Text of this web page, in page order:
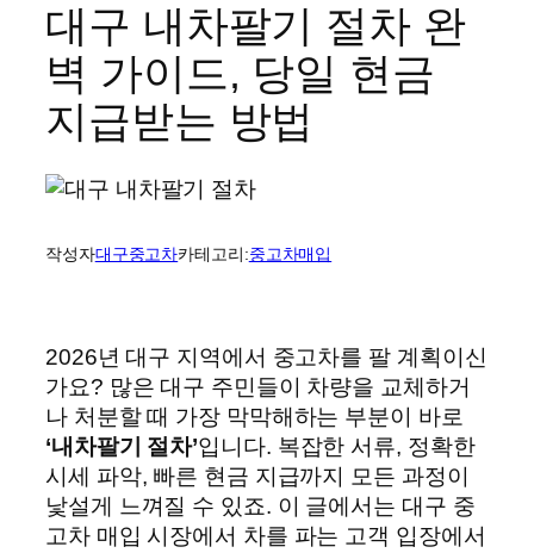
대구 내차팔기 절차 완
벽 가이드, 당일 현금
지급받는 방법
작성자대구중고차카테고리:중고차매입
2026년 대구 지역에서 중고차를 팔 계획이신
가요? 많은 대구 주민들이 차량을 교체하거
나 처분할 때 가장 막막해하는 부분이 바로
‘내차팔기 절차’입니다. 복잡한 서류, 정확한
시세 파악, 빠른 현금 지급까지 모든 과정이
낯설게 느껴질 수 있죠. 이 글에서는 대구 중
고차 매입 시장에서 차를 파는 고객 입장에서